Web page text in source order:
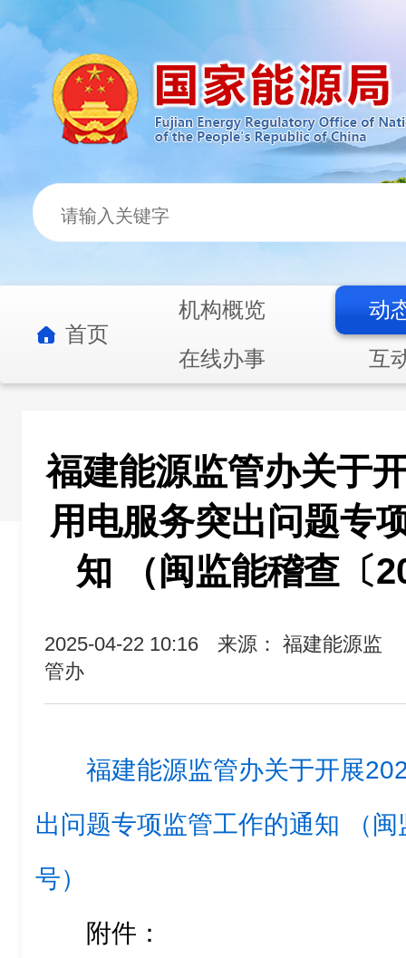
首页
机构概览
动
在线办事
互
福建能源监管办关于
用电服务突出问题专
知 （闽监能稽查〔
2025-04-22 10:16
来源： 福建能源监
管办
福建能源监管办关于开展
出问题专项监管工作的通知 （
号）
附件：